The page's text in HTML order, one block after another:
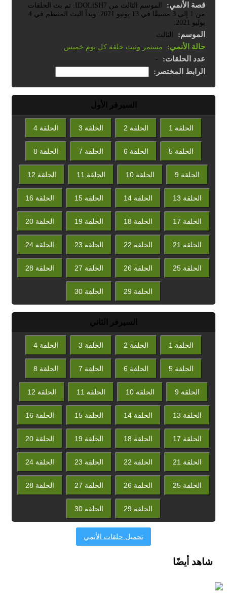
قصة الأنمي:
الموسم الثالث من IDOLiSH7. تم بث الحلقات
من 1 إلى 3 مسبقًا في 13 يونيو 2021. وبدأ البث المنتظم في 4
يوليو 2021.
الموسم: الثالث
حالة الأنمي: مستمر وتبث حلقة كل يوم خميس
عدد الحلقات: -
الرابط المختصر:
السيرفر الأول
الحلقة 1 الحلقة 2 الحلقة 3 الحلقة 4
الحلقة 5 الحلقة 6 الحلقة 7 الحلقة 8
الحلقة 9 الحلقة 10 الحلقة 11 الحلقة 12
الحلقة 13 الحلقة 14 الحلقة 15 الحلقة 16
الحلقة 17 الحلقة 18 الحلقة 19 الحلقة 20
الحلقة 21 الحلقة 22 الحلقة 23 الحلقة 24
الحلقة 25 الحلقة 26 الحلقة 27 الحلقة 28
الحلقة 29 الحلقة 30
السيرفر الثاني
الحلقة 1 الحلقة 2 الحلقة 3 الحلقة 4
الحلقة 5 الحلقة 6 الحلقة 7 الحلقة 8
الحلقة 9 الحلقة 10 الحلقة 11 الحلقة 12
الحلقة 13 الحلقة 14 الحلقة 15 الحلقة 16
الحلقة 17 الحلقة 18 الحلقة 19 الحلقة 20
الحلقة 21 الحلقة 22 الحلقة 23 الحلقة 24
الحلقة 25 الحلقة 26 الحلقة 27 الحلقة 28
الحلقة 29 الحلقة 30
تحميل حلقات الأنمي
شاهد أيضًا